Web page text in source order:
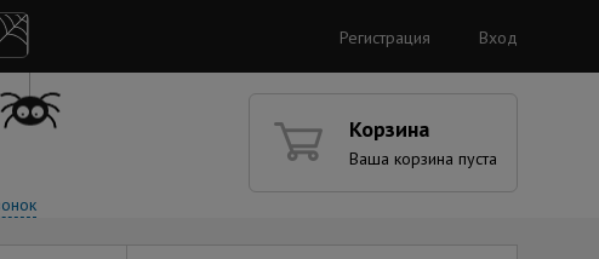
Регистрация Вход
Корзина
Ваша корзина пуста